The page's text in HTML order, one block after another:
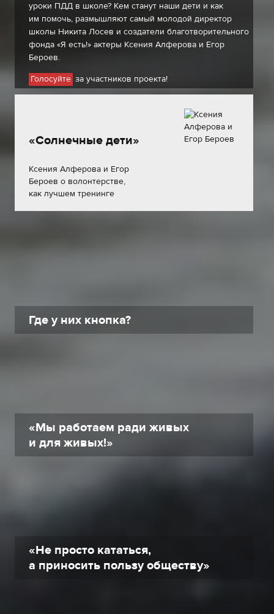
уроки ПДД в школе? Кем станут наши дети и как
им помочь, размышляют самый молодой директор
школы Никита Лосев и создатели благотворительного
фонда «Я есть!» актеры Ксения Алферова и Егор
Бероев.
Голосуйте за участников проекта!
«Солнечные дети»
Ксения Алферова и Егор
Бероев о волонтерстве,
как лучшем тренинге
Где у них кнопка?
«Мы работаем ради живых
и для живых!»
«Не просто кататься,
а приносить пользу обществу»